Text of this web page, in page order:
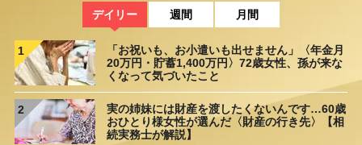
デイリー 週間 月間
1
「お祝いも、お小遣いも出せません」〈年金月
20万円・貯蓄1,400万円〉72歳女性、孫が来な
くなって気づいたこと
2
実の姉妹には財産を渡したくないんです…60歳
おひとり様女性が選んだ〈財産の行き先〉【相
続実務士が解説】